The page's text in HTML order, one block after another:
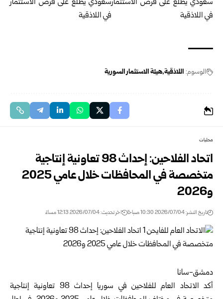
الوسوم: ‏اللاذقية‎ هيئة الاستثمار السورية
محليات
اتحاد الفلاحين: إحداث 98 تعاونية إنتاجية
‏متخصصة في المحافظات ‏خلال عامي 2025
و2026 ‏
تاريخ النشر: 2026/07/04 10:30 صباحًا اخر تحديث: 2026/07/04 12:13 مساءً
دمشق-سانا‏
أكد الاتحاد العام للفلاحين
في سوريا إحداث 98 ‏تعاونية ‏إنتاجية